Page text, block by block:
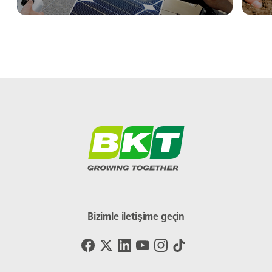
Bizimle iletişime geçin